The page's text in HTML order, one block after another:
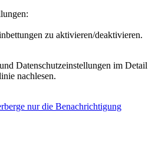
zu aktivieren/deaktivieren.
Datenschutzeinstellungen im Detail
nachlesen.
nur die Benachrichtigung